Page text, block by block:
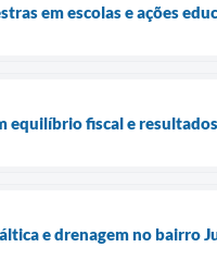
em escolas e ações
equilíbrio fiscal e
e drenagem no bairro